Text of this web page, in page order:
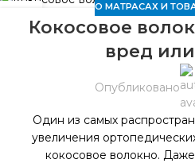
24
АПР
О МАТРАСАХ И
Кокосовое
вред
Опубликовано
Один из самых
увеличения
кокосовое волокно.